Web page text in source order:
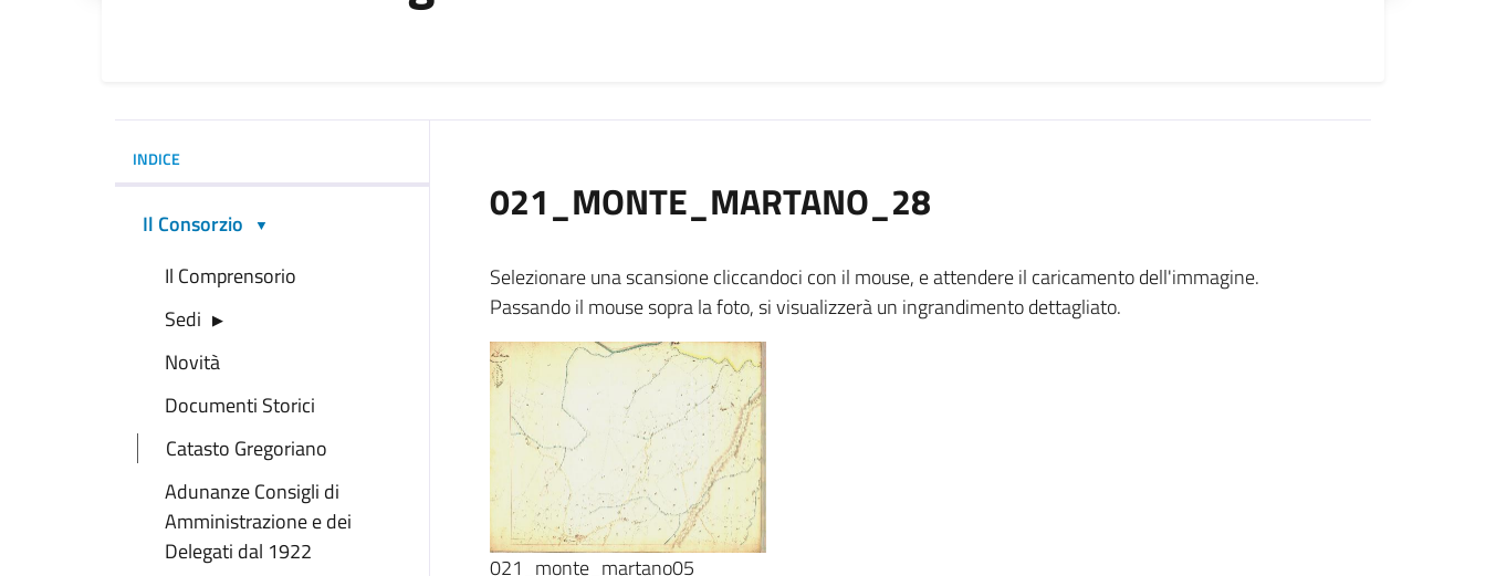
INDICE
Il Consorzio
Il Comprensorio
Sedi
Novità
Documenti Storici
Catasto Gregoriano
Adunanze Consigli di
Amministrazione e dei
Delegati dal 1922
021_MONTE_MARTANO_28
Selezionare una scansione cliccandoci con il mouse, e attendere il caricamento dell'immagine.
Passando il mouse sopra la foto, si visualizzerà un ingrandimento dettagliato.
021_monte_martano05